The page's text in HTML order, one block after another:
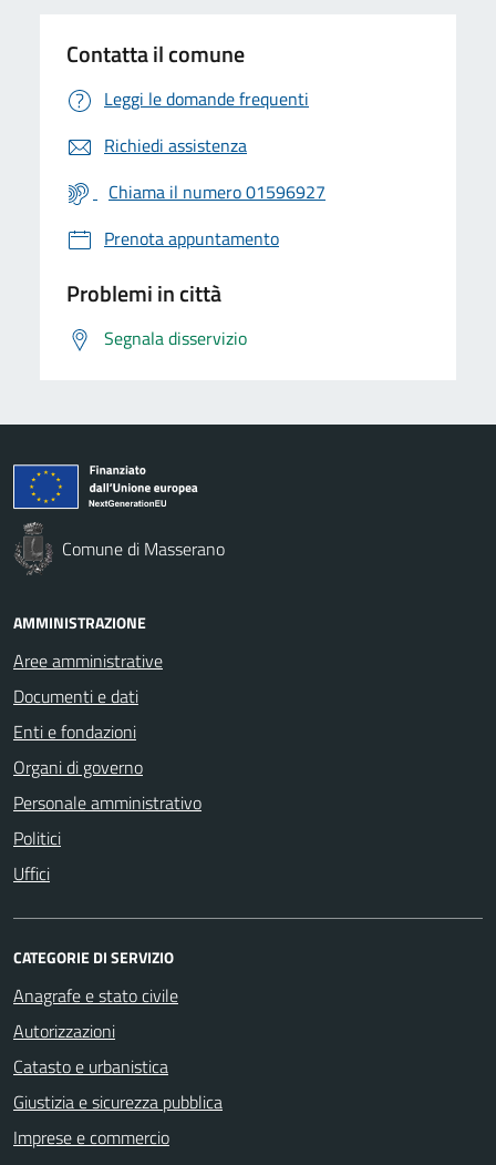
Contatta il comune
Leggi le domande frequenti
Richiedi assistenza
Chiama il numero 01596927
Prenota appuntamento
Problemi in città
Segnala disservizio
Comune di Masserano
AMMINISTRAZIONE
Aree amministrative
Documenti e dati
Enti e fondazioni
Organi di governo
Personale amministrativo
Politici
Uffici
CATEGORIE DI SERVIZIO
Anagrafe e stato civile
Autorizzazioni
Catasto e urbanistica
Giustizia e sicurezza pubblica
Imprese e commercio